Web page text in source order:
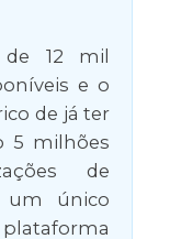
12 mil
e o
de já ter
5 milhões
de
um único